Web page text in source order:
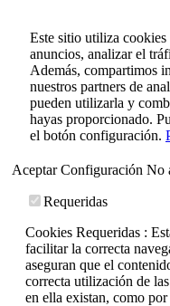
Este sitio utiliza
anuncios, analizar el
Además, compartimos
nuestros partners de
pueden utilizarla y
hayas proporcionado.
el botón configuración.
AceptarConfiguración No
Requeridas
Cookies Requeridas :
facilitar la correcta
aseguran que el
correcta utilización de
en ella existan, como